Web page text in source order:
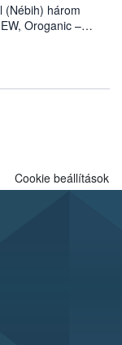
(Nébih) három
Oroganic –
követően,
elleni további
termesztésben is
Cookie beállítások